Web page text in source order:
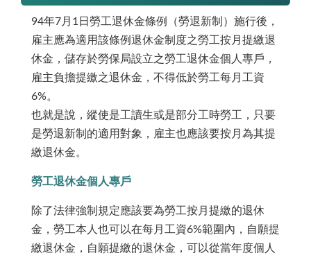
94年7月1日勞工退休金條例（勞退新制）施行後，
雇主應為適用該條例退休金制度之勞工按月提繳退
休金，儲存於勞保局設立之勞工退休金個人專戶，
雇主負擔提繳之退休金，不得低於勞工每月工資
6%。
也就是說，縱使是工讀生或是部分工時勞工，只要
是勞退新制的適用對象，雇主也應該要按月為其提
繳退休金。
勞工退休金個人專戶
除了法律強制規定應該要為勞工按月提繳的退休
金，勞工本人也可以在每月工資6%範圍內，自願提
繳退休金，自願提繳的退休金，可以從當年度個人